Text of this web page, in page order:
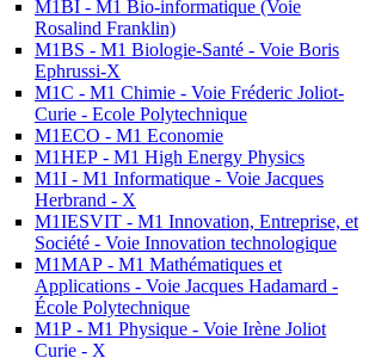
M1BI - M1 Bio-informatique (Voie
Rosalind Franklin)
M1BS - M1 Biologie-Santé - Voie Boris
Ephrussi-X
M1C - M1 Chimie - Voie Fréderic Joliot-
Curie - Ecole Polytechnique
M1ECO - M1 Economie
M1HEP - M1 High Energy Physics
M1I - M1 Informatique - Voie Jacques
Herbrand - X
M1IESVIT - M1 Innovation, Entreprise, et
Société - Voie Innovation technologique
M1MAP - M1 Mathématiques et
Applications - Voie Jacques Hadamard -
École Polytechnique
M1P - M1 Physique - Voie Irène Joliot
Curie - X